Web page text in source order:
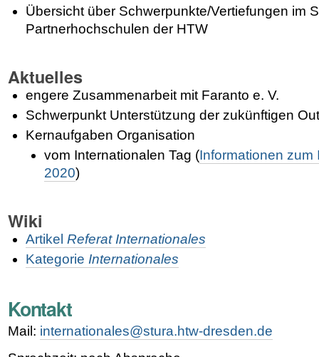
Übersicht über Schwerpunkte/Vertiefungen im
Partnerhochschulen der HTW
Aktuelles
engere Zusammenarbeit mit Faranto e. V.
Schwerpunkt Unterstützung der zukünftigen
Kernaufgaben Organisation
vom Internationalen Tag (Informationen zum
2020)
Wiki
ArtikelReferat Internationales
KategorieInternationales
Kontakt
Mail: internationales@stura.htw-dresden.de